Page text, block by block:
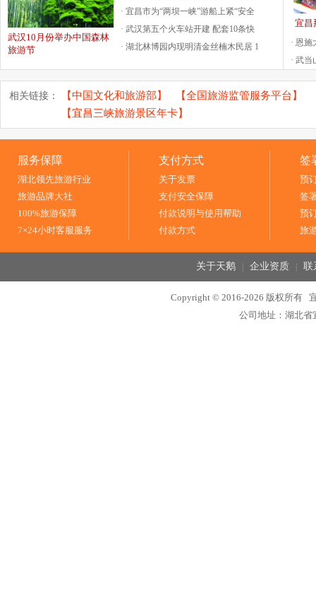
武汉10月份举办中国森林
旅游节
· 宜昌市为“两坝一峡”游船上紧“安全
· 武汉第五个火车站开建 配套10条快
· 湖北林博园内现明清金丝楠木民居 1
宜昌
· 恩
· 武当
相关链接： 【中国文化和旅游部】 【全国旅游监管服务平台】
【宜昌三峡旅游景区年卡】
服务保障
湖北领先旅游行业
旅游品牌大社
100%旅游保障
7×24小时客服服务
支付方式
关于发票
支付安全保障
付款说明与使用帮助
付款方式
签
预
签
预
旅
关于天鹅| 企业资质| 联
Copyright © 2016-2026 版权所有
公司地址：湖北省